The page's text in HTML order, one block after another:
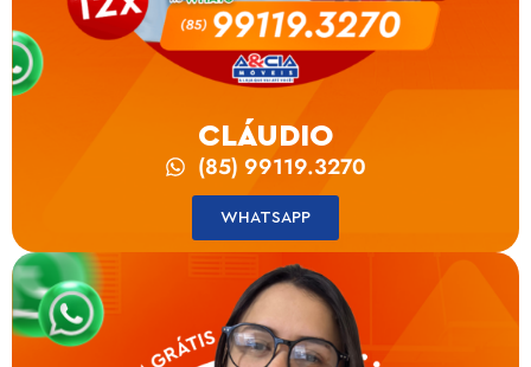
CLÁUDIO
(85) 99119.3270
WHATSAPP